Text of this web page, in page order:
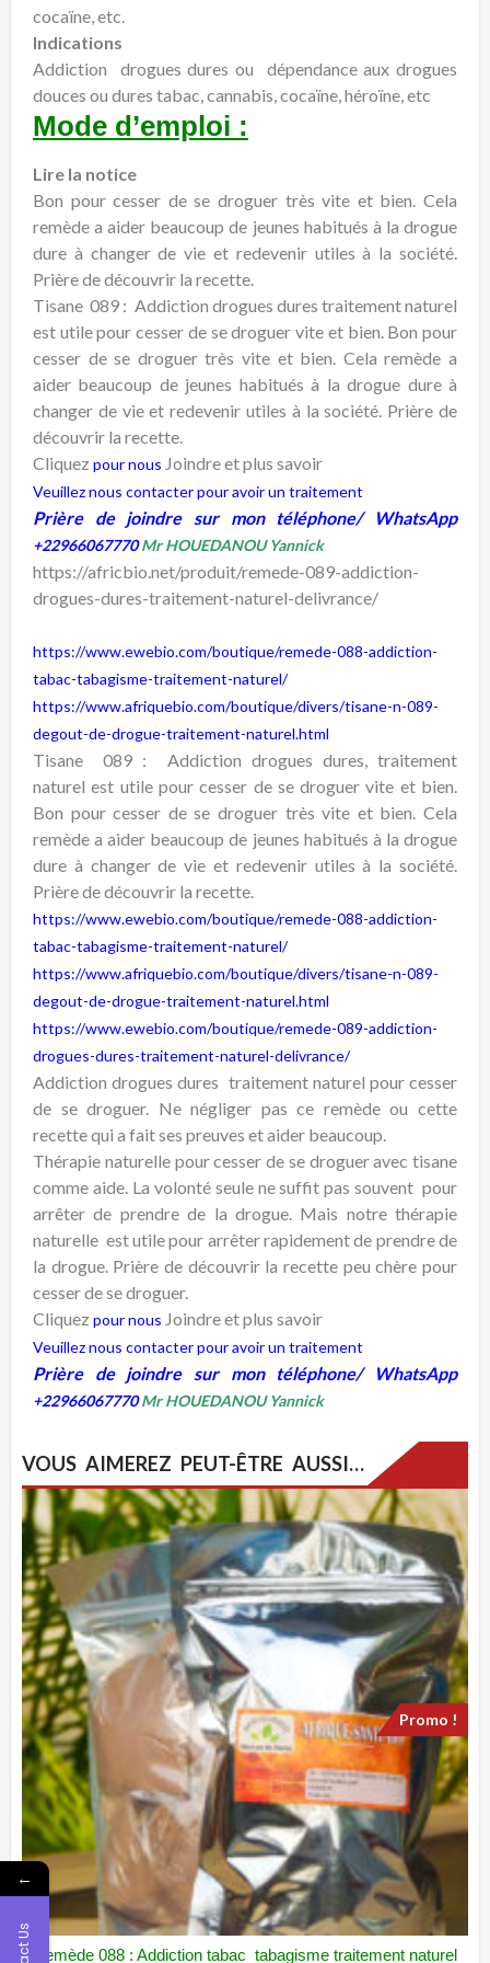
cocaïne, etc.
Indications
Addiction drogues dures ou dépendance aux drogues
douces ou dures tabac, cannabis, cocaïne, héroïne, etc
Mode d’emploi :
Lire la notice
Bon pour cesser de se droguer très vite et bien. Cela
remède a aider beaucoup de jeunes habitués à la drogue
dure à changer de vie et redevenir utiles à la société.
Prière de découvrir la recette.
Tisane 089 : Addiction drogues dures traitement naturel
est utile pour cesser de se droguer vite et bien. Bon pour
cesser de se droguer très vite et bien. Cela remède a
aider beaucoup de jeunes habitués à la drogue dure à
changer de vie et redevenir utiles à la société. Prière de
découvrir la recette.
Cliquez pour nous Joindre et plus savoir
Veuillez nous contacter pour avoir un traitement
Prière de joindre sur mon téléphone/ WhatsApp
+22966067770Mr HOUEDANOU Yannick
https://africbio.net/produit/remede-089-addiction-
drogues-dures-traitement-naturel-delivrance/
https://www.ewebio.com/boutique/remede-088-addiction-
tabac-tabagisme-traitement-naturel/
https://www.afriquebio.com/boutique/divers/tisane-n-089-
degout-de-drogue-traitement-naturel.html
Tisane 089 : Addiction drogues dures, traitement
naturel est utile pour cesser de se droguer vite et bien.
Bon pour cesser de se droguer très vite et bien. Cela
remède a aider beaucoup de jeunes habitués à la drogue
dure à changer de vie et redevenir utiles à la société.
Prière de découvrir la recette.
https://www.ewebio.com/boutique/remede-088-addiction-
tabac-tabagisme-traitement-naturel/
https://www.afriquebio.com/boutique/divers/tisane-n-089-
degout-de-drogue-traitement-naturel.html
https://www.ewebio.com/boutique/remede-089-addiction-
drogues-dures-traitement-naturel-delivrance/
Addiction drogues dures traitement naturel pour cesser
de se droguer. Ne négliger pas ce remède ou cette
recette qui a fait ses preuves et aider beaucoup.
Thérapie naturelle pour cesser de se droguer avec tisane
comme aide. La volonté seule ne suffit pas souvent pour
arrêter de prendre de la drogue. Mais notre thérapie
naturelle est utile pour arrêter rapidement de prendre de
la drogue. Prière de découvrir la recette peu chère pour
cesser de se droguer.
Cliquez pour nous Joindre et plus savoir
Veuillez nous contacter pour avoir un traitement
Prière de joindre sur mon téléphone/ WhatsApp
+22966067770Mr HOUEDANOU Yannick
VOUS AIMEREZ PEUT-ÊTRE AUSSI…
Promo !
Remède 088 : Addiction tabac tabagisme traitement naturel
←